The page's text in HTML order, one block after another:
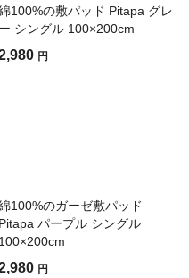
100%の敷パッド Pitapa グレ
ー シングル 100×200cm
円
100%のガーゼ敷パッド
Pitapa パープル シングル
100×200cm
円